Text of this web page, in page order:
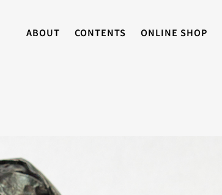
ABOUT CONTENTS ONLINE SHOP